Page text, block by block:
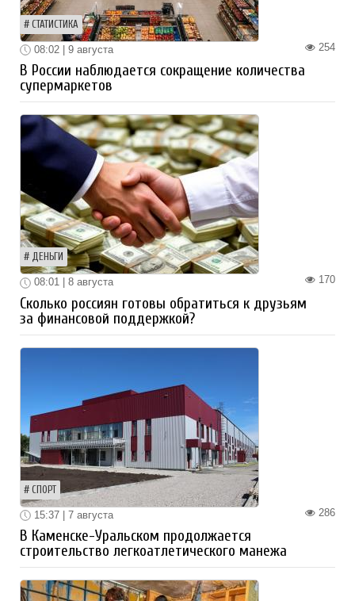
СТАТИСТИКА
254
08:02 | 9 августа
В России наблюдается сокращение количества
супермаркетов
ДЕНЬГИ
170
08:01 | 8 августа
Сколько россиян готовы обратиться к друзьям
за финансовой поддержкой?
СПОРТ
286
15:37 | 7 августа
В Каменске-Уральском продолжается
строительство легкоатлетического манежа